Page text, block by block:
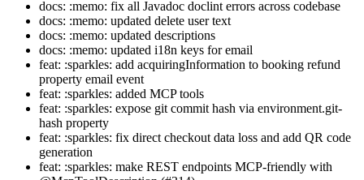
docs: :memo: fix all Javadoc doclint errors across codebase
docs: :memo: updated delete user text
docs: :memo: updated descriptions
docs: :memo: updated i18n keys for email
feat: :sparkles: add acquiringInformation to booking refund
property email event
feat: :sparkles: added MCP tools
feat: :sparkles: expose git commit hash via environment.git-
hash property
feat: :sparkles: fix direct checkout data loss and add QR code
generation
feat: :sparkles: make REST endpoints MCP-friendly with